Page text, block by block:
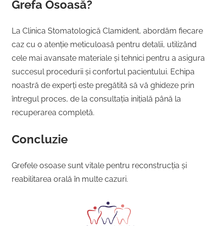
Grefa Osoasă?
La Clinica Stomatologică Clamident, abordăm fiecare
caz cu o atenție meticuloasă pentru detalii, utilizând
cele mai avansate materiale și tehnici pentru a asigura
succesul procedurii și confortul pacientului. Echipa
noastră de experți este pregătită să vă ghideze prin
întregul proces, de la consultația inițială până la
recuperarea completă.
Concluzie
Grefele osoase sunt vitale pentru reconstrucția și
reabilitarea orală în multe cazuri.